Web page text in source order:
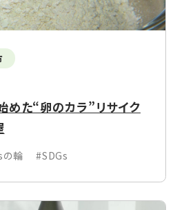
めた“卵のカラ”リサイク
の輪 #SDGs